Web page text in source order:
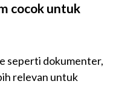
cocok untuk
seperti dokumenter,
relevan untuk